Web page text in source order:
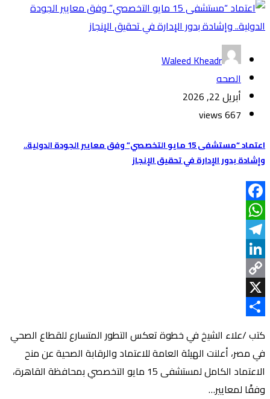
Waleed Kheadr
الصحه
أبريل 22, 2026
667 views
اعتماد “مستشفى 15 مايو التخصصي” وفق معايير الجودة الدولية..
وإشادة بدور الإدارة في تحقيق الإنجاز
Facebook
WhatsApp
Telegram
LinkedIn
Copy
LinkX
كتب /علاء الشيخ في خطوة تعكس التطور المتسارع للقطاع الصحي
في مصر، أعلنت الهيئة العامة للاعتماد والرقابة الصحية عن منح
الاعتماد الكامل لمستشفى 15 مايو التخصصي بمحافظة القاهرة،
وفقًا لمعايير…